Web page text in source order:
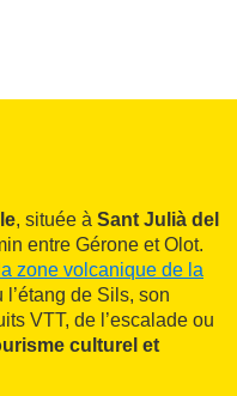
, située à Sant Julià del
entre Gérone et Olot.
zone volcanique de la
l’étang de Sils, son
VTT, de l’escalade ou
culturel et